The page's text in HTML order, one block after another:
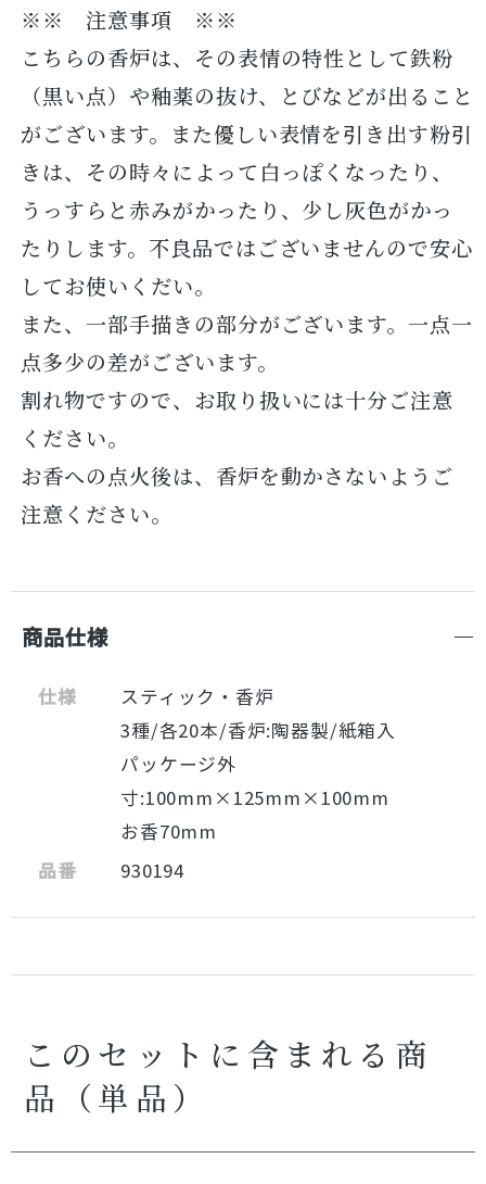
※※ 注意事項 ※※
こちらの香炉は、その表情の特性として鉄粉
（黒い点）や釉薬の抜け、とびなどが出ること
がございます。また優しい表情を引き出す粉引
きは、その時々によって白っぽくなったり、
うっすらと赤みがかったり、少し灰色がかっ
たりします。不良品ではございませんので安心
してお使いくだい。
また、一部手描きの部分がございます。一点一
点多少の差がございます。
割れ物ですので、お取り扱いには十分ご注意
ください。
お香への点火後は、香炉を動かさないようご
注意ください。
商品仕様
仕様
スティック・香炉
3種/各20本/香炉:陶器製/紙箱入
パッケージ外
寸:100mm×125mm×100mm
お香70mm
品番
930194
このセットに含まれる商
品（単品）